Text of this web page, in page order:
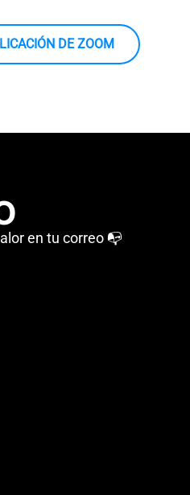
DE ZOOM
en tu correo 📭